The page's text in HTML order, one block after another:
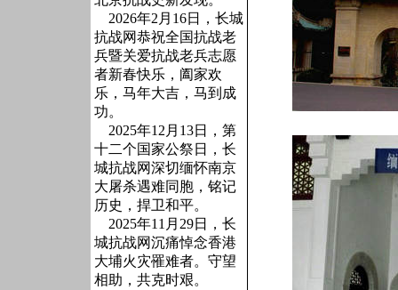
2026年2月16日，长城
抗战网恭祝全国抗战老
兵暨关爱抗战老兵志愿
者新春快乐，阖家欢
乐，马年大吉，马到成
功。
2025年12月13日，第
十二个国家公祭日，长
城抗战网深切缅怀南京
大屠杀遇难同胞，铭记
历史，捍卫和平。
2025年11月29日，长
城抗战网沉痛悼念香港
大埔火灾罹难者。守望
相助，共克时艰。